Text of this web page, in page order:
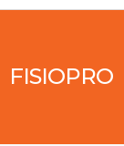
FISIOPRO